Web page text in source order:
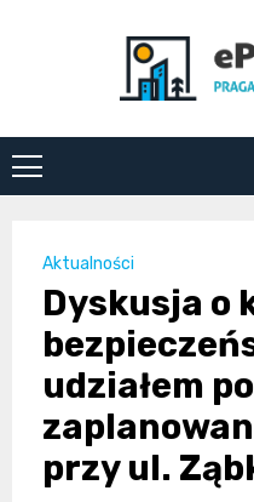
Aktualności
Dyskusja o
udziałem
przy ul.